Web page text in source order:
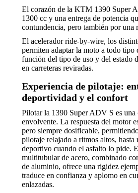
El corazón de la KTM 1390 Super
1300 cc y una entrega de potencia
contundencia, pero también por una
El acelerador ride-by-wire, los
permiten adaptar la moto a todo tipo
función del tipo de uso y del estado
en carreteras reviradas.
Experiencia de pilotaje:
deportividad y el confort
Pilotar la 1390 Super ADV S es una
envolvente. La respuesta del motor
pero siempre dosificable,
pilotaje relajado a ritmos altos, hasta
deportivo cuando el asfalto lo pide.
multitubular de acero, combinado
de aluminio, ofrece una rigidez
traduce en confianza y aplomo en
enlazadas.